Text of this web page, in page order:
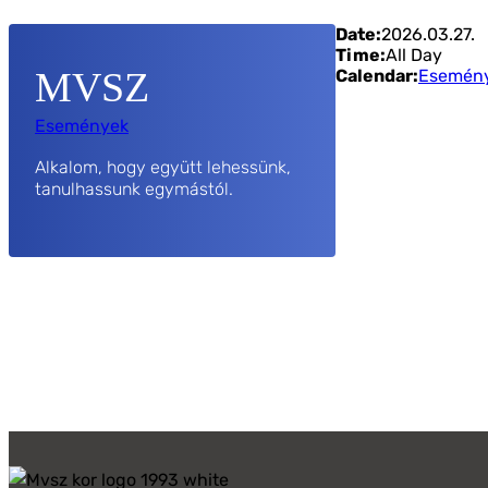
MVSZ
Események
Alkalom, hogy együtt lehessünk,
tanulhassunk egymástól.
Date:2026.03.27.
Time:All Day
Calendar: